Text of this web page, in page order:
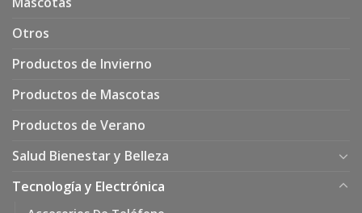
Otros
Productos de Invierno
Productos de Mascotas
Productos de Verano
Salud Bienestar y Belleza
Tecnología y Electrónica